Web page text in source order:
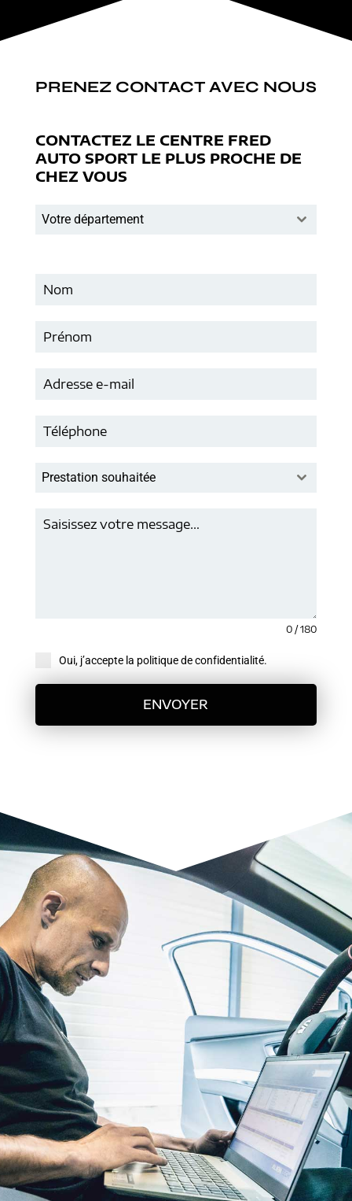
PRENEZ CONTACT AVEC NOUS
CONTACTEZ LE CENTRE FRED
AUTO SPORT LE PLUS PROCHE DE
CHEZ VOUS
Votre département
Prestation souhaitée
0 / 180
Oui, j’accepte la politique de confidentialité.
ENVOYER